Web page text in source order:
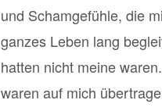
und Schamgefühle, die
ganzes Leben lang
hatten nicht meine
waren auf mich